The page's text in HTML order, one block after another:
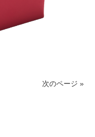
次のページ »